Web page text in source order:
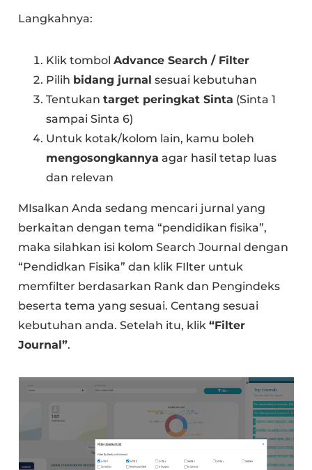
Langkahnya:
Klik tombolAdvance Search / Filter
Pilih bidang jurnal sesuai kebutuhan
Tentukantarget peringkat Sinta (Sinta 1
sampai Sinta 6)
Untuk kotak/kolom lain, kamu boleh
mengosongkannya agar hasil tetap luas
dan relevan
MIsalkan Anda sedang mencari jurnal yang
berkaitan dengan tema “pendidikan fisika”,
maka silahkan isi kolom Search Journal dengan
“Pendidkan Fisika” dan klik FIlter untuk
memfilter berdasarkan Rank dan Pengindeks
beserta tema yang sesuai. Centang sesuai
kebutuhan anda. Setelah itu, klik“Filter
Journal”.